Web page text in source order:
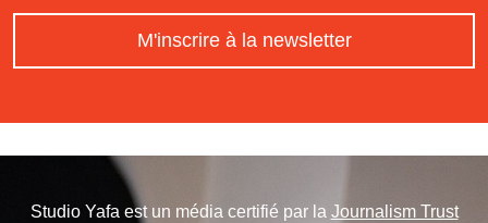
M'inscrire à la newsletter
Studio Yafa est un média certifié par la Journalism Trust